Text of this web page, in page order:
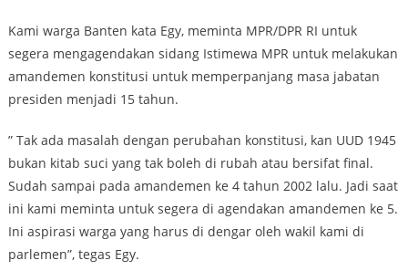
Kami warga Banten kata Egy, meminta MPR/DPR RI untuk
segera mengagendakan sidang Istimewa MPR untuk melakukan
amandemen konstitusi untuk memperpanjang masa jabatan
presiden menjadi 15 tahun.
” Tak ada masalah dengan perubahan konstitusi, kan UUD 1945
bukan kitab suci yang tak boleh di rubah atau bersifat final.
Sudah sampai pada amandemen ke 4 tahun 2002 lalu. Jadi saat
ini kami meminta untuk segera di agendakan amandemen ke 5.
Ini aspirasi warga yang harus di dengar oleh wakil kami di
parlemen”, tegas Egy.